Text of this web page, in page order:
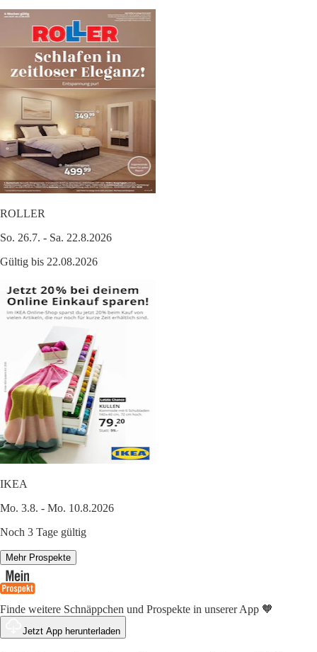
ROLLER
So. 26.7. - Sa. 22.8.2026
Gültig bis 22.08.2026
IKEA
Mo. 3.8. - Mo. 10.8.2026
Noch 3 Tage gültig
Mehr Prospekte
Finde weitere Schnäppchen und Prospekte in unserer App 🧡
Jetzt App herunterladen